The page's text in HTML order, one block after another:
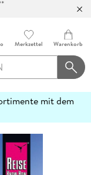
Merkzettel Warenkorb
mit dem